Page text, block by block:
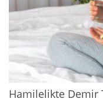
Hamilelikte Demir